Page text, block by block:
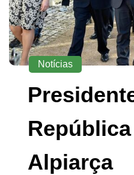
Notícias
Alpiarça